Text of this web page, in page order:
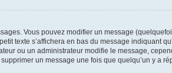
Vous pouvez modifier un message
texte s’affichera en bas du message indiquant
ou un administrateur modifie le message,
un message une fois que quelqu’un y a